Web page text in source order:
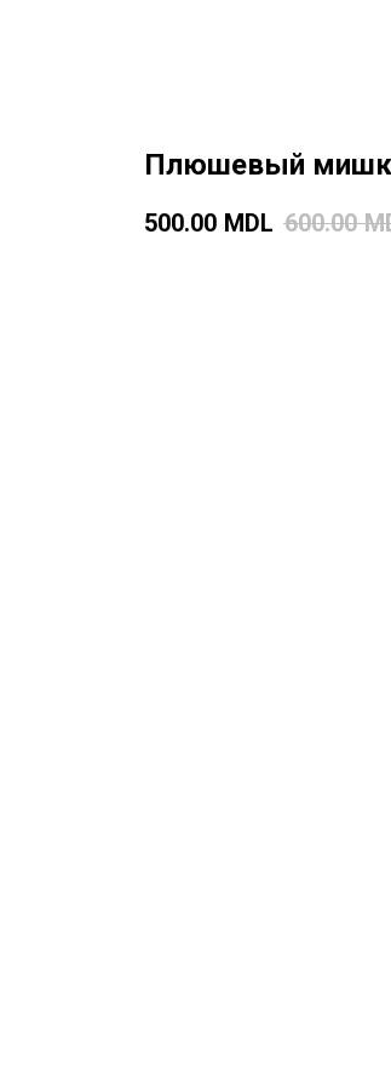
Плюшевый
500.00 MDL 600.00